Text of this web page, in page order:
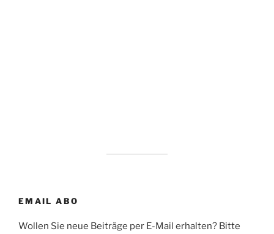
EMAIL ABO
Wollen Sie neue Beiträge per E-Mail erhalten? Bitte